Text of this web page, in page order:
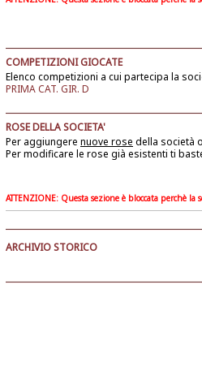
COMPETIZIONI GIOCATE
Elenco competizioni a cui partecipa la
PRIMA CAT. GIR. D
ROSE DELLA SOCIETA'
Per aggiungere nuove rose della società
Per modificare le rose già esistenti ti
ATTENZIONE: Questa sezione è bloccata perchè
ARCHIVIO STORICO